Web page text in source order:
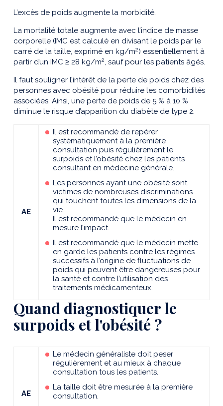
L’excès de poids augmente la morbidité.
La mortalité totale augmente avec l’indice de masse
corporelle (IMC est calculé en divisant le poids par le
carré de la taille, exprimé en kg/m2) essentiellement à
partir d’un IMC ≥ 28 kg/m2, sauf pour les patients âgés.
Il faut souligner l’intérêt de la perte de poids chez des
personnes avec obésité pour réduire les comorbidités
associées. Ainsi, une perte de poids de 5 % à 10 %
diminue le risque d’apparition du diabète de type 2.
AE
Il est recommandé de repérer
systématiquement à la première
consultation puis régulièrement le
surpoids et l’obésité chez les patients
consultant en médecine générale.
Les personnes ayant une obésité sont
victimes de nombreuses discriminations
qui touchent toutes les dimensions de la
vie.
Il est recommandé que le médecin en
mesure l’impact.
Il est recommandé que le médecin mette
en garde les patients contre les régimes
successifs à l’origine de fluctuations de
poids qui peuvent être dangereuses pour
la santé et contre l’utilisation des
traitements médicamenteux.
Quand diagnostiquer le
surpoids et l'obésité ?
AE
Le médecin généraliste doit peser
régulièrement et au mieux à chaque
consultation tous les patients.
La taille doit être mesurée à la première
consultation.